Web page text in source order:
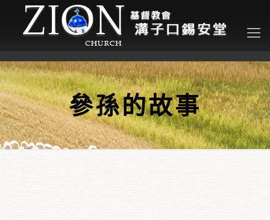
參孫的故事